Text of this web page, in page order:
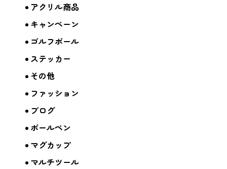
アクリル商品
キャンペーン
ゴルフボール
ステッカー
その他
ファッション
ブログ
ボールペン
マグカップ
マルチツール